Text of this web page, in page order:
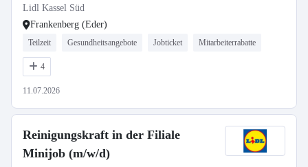
Lidl Kassel Süd
Frankenberg (Eder)
Teilzeit Gesundheitsangebote Jobticket Mitarbeiterrabatte
4
11.07.2026
Reinigungskraft in der Filiale
Minijob (m/w/d)